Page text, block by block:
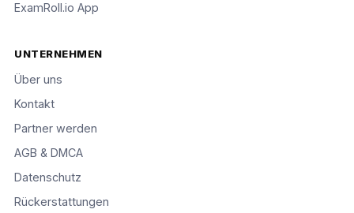
ExamRoll.io App
UNTERNEHMEN
Über uns
Kontakt
Partner werden
AGB & DMCA
Datenschutz
Rückerstattungen